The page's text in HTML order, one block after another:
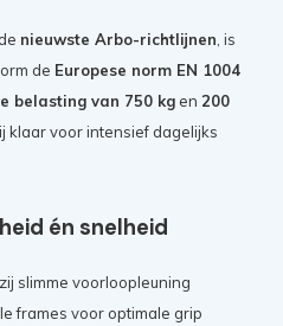
nieuwste Arbo-richtlijnen , is
de Europese norm EN 1004
belasting van 750 kgen 200
klaar voor intensief dagelijks
én snelheid
slimme voorloopleuning
frames voor optimale grip